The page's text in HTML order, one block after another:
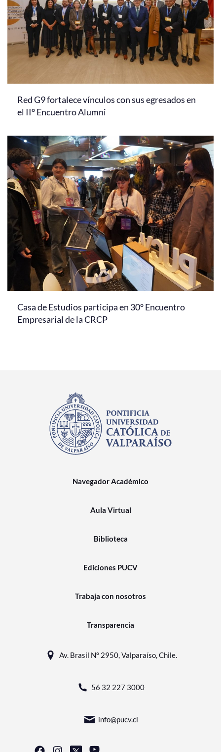
Red G9 fortalece vínculos con sus egresados en
el II° Encuentro Alumni
Casa de Estudios participa en 30° Encuentro
Empresarial de la CRCP
Navegador Académico
Aula Virtual
Biblioteca
Ediciones PUCV
Trabaja con nosotros
Transparencia
Av. Brasil N° 2950, Valparaíso, Chile.
56 32 227 3000
info@pucv.cl